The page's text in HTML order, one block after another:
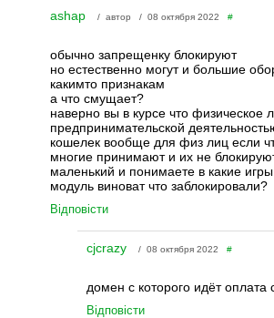
ashap / автор / 08 октября 2022 #
обычно запрещенку блокируют
но естественно могут и большие
какимто признакам
а что смущает?
наверно вы в курсе что физическое
предпринимательской
кошелек вообще для физ лиц если
многие принимают и их не
маленький и понимаете в какие
модуль виноват что заблокировали?
Відповісти
cjcrazy / 08 октября 2022#
домен с которого идёт оплата
Відповісти